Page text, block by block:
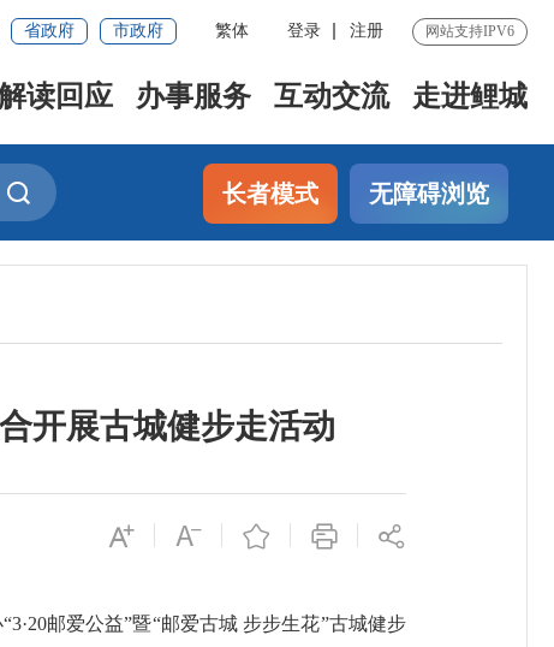
省政府 市政府 繁体 登录 注册 网站支持IPV6
读回应 办事服务 互动交流 走进鲤城
长者模式 无障碍浏览
开展古城健步走活动
邮爱公益”暨“邮爱古城 步步生花”古城健步